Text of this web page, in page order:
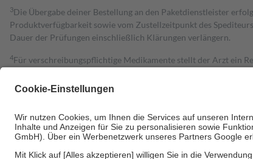
3Die Übergabe deiner Bestellung an den Paketdienstleister
Produktverfügbarkeit sowie vom Zustellzeitpunkt des
Dauer der Prüfungen einschließlich Klärungen verlängern.
4Für verschreibungspflichtige Medikamente stellt der Arzt ein
Grundsätzlich leisten Mitglieder Zuzahlungen in Höhe von zehn
Bei Heilmitteln und häuslicher Krankenpflege beträgt die
Um das Engagement der Versicherten für ihre eigene